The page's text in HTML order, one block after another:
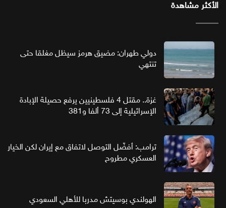
الأكثر مشاهدة
دولي طهران: مضيق هرمز سيظل مغلقا حتى
تنتهي
غزة.. مقتل 4 فلسطينيين يرفع حصيلة الإبادة
الإسرائيلية إلى 73 ألفا و381
ترامب: أفضّل التوصل لاتفاق مع إيران لكن الخيار
العسكري مطروح
الهولندي بوسيتش مدربا للأهلي السعودي